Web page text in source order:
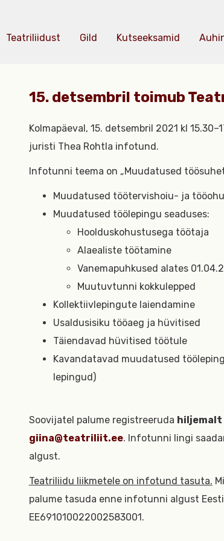
Teatriliidust Gild Kutseeksamid
15. detsembril toimub
Kolmapäeval, 15. detsembril 2021 kl
juristi Thea Rohtla infotund.
Infotunni teema on „Muudatused
Muudatused töötervishoiu- ja
Muudatused töölepingu seaduses:
Hoolduskohustusega töötaja
Alaealiste töötamine
Vanemapuhkused alates
Muutuvtunni kokkulepped
Kollektiivlepingute laiendamine
Usaldusisiku tööaeg ja hüvitised
Täiendavad hüvitised töötule
Kavandatavad muudatused
lepingud)
Soovijatel palume registreeruda hiljemalt
giina@teatriliit.ee. Infotunni lingi
algust.
Teatriliidu liikmetele on infotund tasuta.
palume tasuda enne infotunni algust
EE691010022002583001.